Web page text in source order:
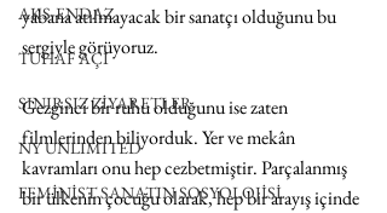
AKS-ENDAZ
TUHAF AÇI
SINIRSIZ ZİYARETLER
NY UNLIMITED
FEMİNİST SANATIN SOSYOLOJİSİ
yabana atılmayacak bir sanatçı olduğunu bu
sergiyle görüyoruz.
Gezginci bir ruhu olduğunu ise zaten
filmlerinden biliyorduk. Yer ve mekân
kavramları onu hep cezbetmiştir. Parçalanmış
bir ülkenin çocuğu olarak, hep bir arayış içinde